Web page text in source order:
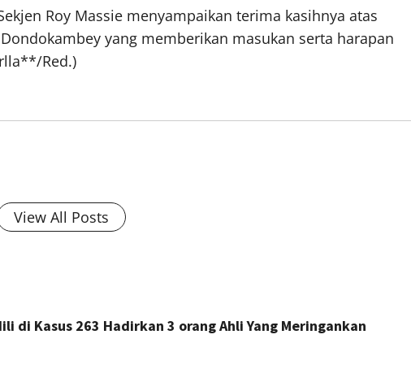
Roy Massie menyampaikan terima kasihnya atas
yang memberikan masukan serta harapan
Red.)
View All Posts
di Kasus 263 Hadirkan 3 orang Ahli Yang Meringankan